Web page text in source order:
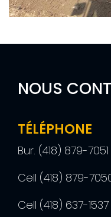
NOUS
TÉLÉPHONE
Bur. (418) 879-7051
Cell (418) 879-
Cell (418) 637-1537